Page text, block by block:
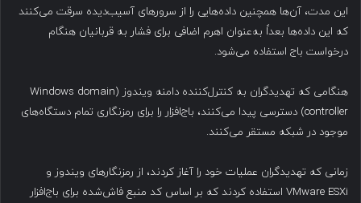
این مدت، آن‌ها همچنین داده‌هایی را از سرورهای آسیب‌دیده سرقت می‌کنند
که این داده‌ها بعداً به‌عنوان اهرم اضافی برای فشار به قربانیان هنگام
درخواست باج استفاده می‌شود.
هنگامی که تهدیدگران به کنترل‌کننده دامنه ویندوز (Windows domain
controller) دسترسی پیدا می‌کنند، باج‌افزار را برای رمزنگاری تمام دستگاه‌های
موجود در شبکه مستقر می‌کنند.
زمانی که تهدیدگران عملیات خود را آغاز کردند، از رمزنگارهای ویندوز و
VMware ESXi استفاده کردند که بر اساس کد منبع فاش‌شده برای باج‌افزار